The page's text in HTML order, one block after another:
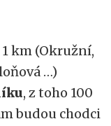
1 km (Okružní,
…)
, z toho 100
budou chodci